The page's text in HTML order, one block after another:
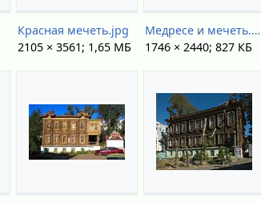
Красная мечеть.jpg
2105 × 3561; 1,65 МБ
Медресе и мечеть.jpg
1746 × 2440; 827 КБ